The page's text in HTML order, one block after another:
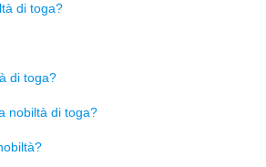
di toga?
di toga?
nobiltà di toga?